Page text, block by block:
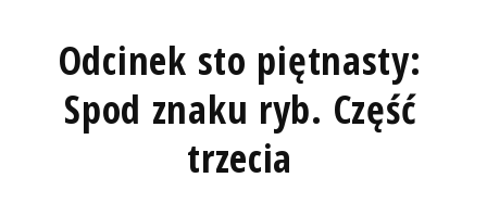
Odcinek sto piętnasty:
Spod znaku ryb. Część
trzecia